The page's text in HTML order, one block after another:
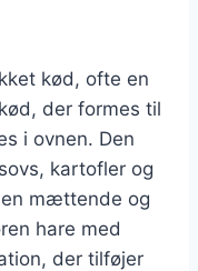
kød, ofte en
der formes til
i ovnen. Den
kartofler og
mættende og
hare med
der tilføjer